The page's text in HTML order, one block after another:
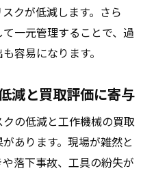
クが低減します。さら
一元管理することで、過
容易になります。
減と買取評価に寄与
の低減と工作機械の買取
あります。現場が雑然と
落下事故、工具の紛失が